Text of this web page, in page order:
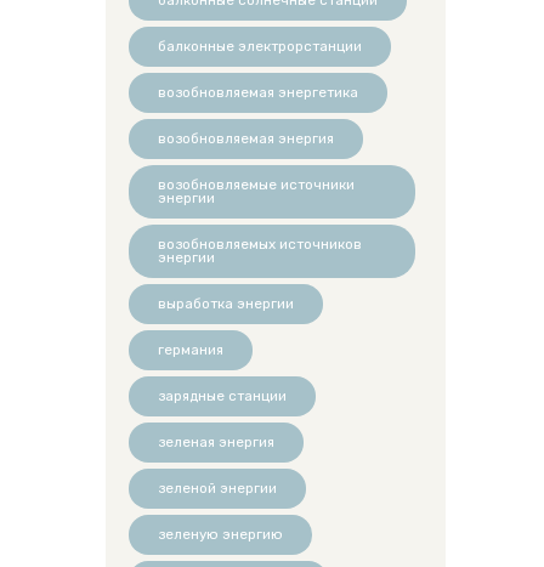
балконные электрорстанции
возобновляемая энергетика
возобновляемая энергия
возобновляемые источники
энергии
возобновляемых источников
энергии
выработка энергии
германия
зарядные станции
зеленая энергия
зеленой энергии
зеленую энергию